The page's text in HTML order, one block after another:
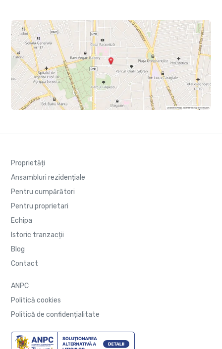
Proprietăți
Ansambluri rezidențiale
Pentru cumpărători
Pentru proprietari
Echipa
Istoric tranzacții
Blog
Contact
ANPC
Politică cookies
Politică de confidențialitate